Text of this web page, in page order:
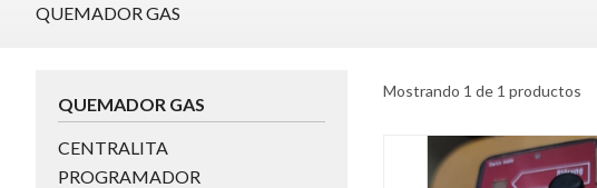
QUEMADOR GAS
Mostrando 1 de 1 productos
QUEMADOR GAS
CENTRALITA
PROGRAMADOR